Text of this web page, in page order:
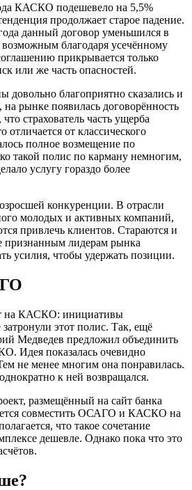
КАСКО подешевело на 5,5%
продолжает старое падение.
данный договор уменьшился в
возможным благодаря усечённому
прикрывается только
или же часть опасностей.
благоприятно сказались и
рынке появилась договорённость
страхователь часть ущерба
отличается от классического
полное возмещение по
такой полис по карману немногим,
услугу гораздо более
конкуренции. В отрасли
молодых и активных компаний,
привлечь клиентов. Стараются и
признанным лидерам рынка
усилия, чтобы удержать позиции.
на КАСКО: инициативы
этот полис. Так, ещё
Медведев предложил объединить
Идея показалась очевидно
не менее многим она понравилась.
к ней возвращался.
размещённый на сайт банка
совместить ОСАГО и КАСКО на
что такое сочетание
дешевле. Однако пока что это